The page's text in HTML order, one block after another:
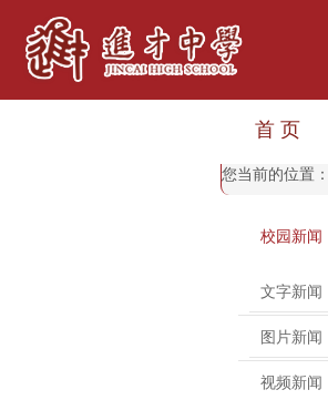
首 页
您当前的位置：
校园新闻
文字新闻
图片新闻
视频新闻